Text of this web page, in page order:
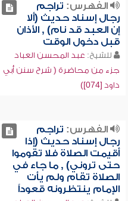
الفهرس: تراجم
رجال إسناد حديث (ألا
إن العبد قد نام) , الأذان
قبل دخول الوقت
للشيخ: عبد المحسن العباد
جزء من محاضرة ( شرح سنن أبي
داود [074])
الفهرس: تراجم
رجال إسناد حديث (إذا
أقيمت الصلاة فلا تقوموا
حتى تروني) , ما جاء في
الصلاة تقام ولم يأت
الإمام ينتظرونه قعوداً